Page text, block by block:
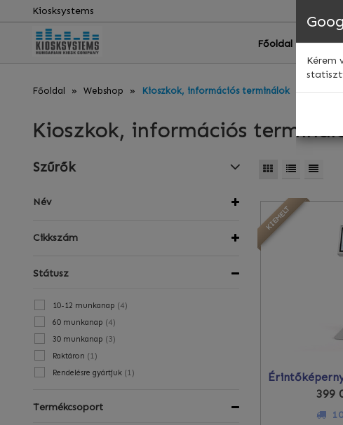
Kiosksystems
Főoldal
Főoldal Webshop Kioszkok, információs terminálok
Kioszkok, információs
Szűrők
Név
Cikkszám
Státusz
10-12 munkanap (4)
60 munkanap (4)
30 munkanap (3)
Raktáron (1)
Rendelésre gyártjuk (1)
Termékcsoport
KIEMELT
399
Kérem